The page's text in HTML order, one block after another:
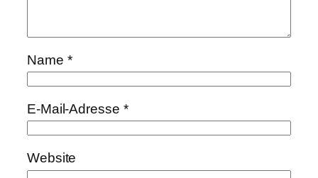
Name *
E-Mail-Adresse *
Website